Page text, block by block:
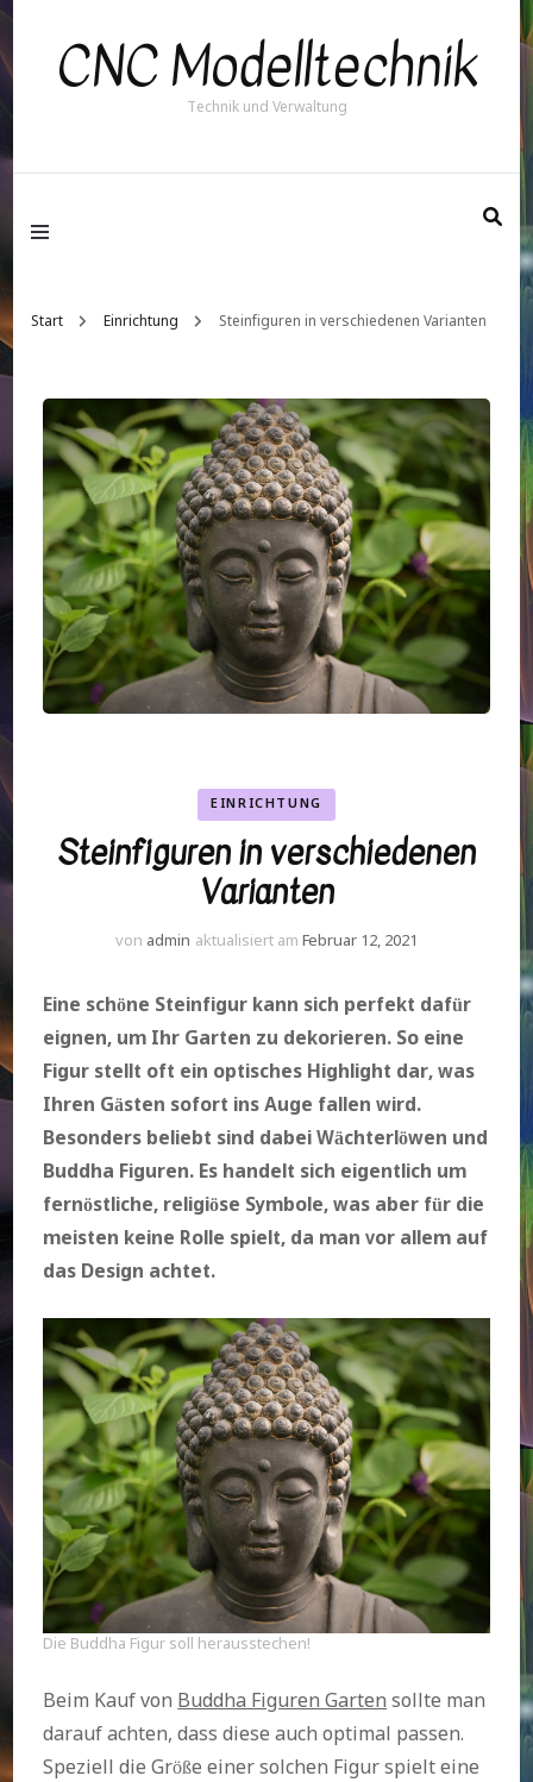
CNC Modelltechnik
Technik und Verwaltung
Start Einrichtung Steinfiguren in verschiedenen Varianten
EINRICHTUNG
Steinfiguren in verschiedenen
Varianten
von admin aktualisiert am Februar 12, 2021
Eine schöne Steinfigur kann sich perfekt dafür
eignen, um Ihr Garten zu dekorieren. So eine
Figur stellt oft ein optisches Highlight dar, was
Ihren Gästen sofort ins Auge fallen wird.
Besonders beliebt sind dabei Wächterlöwen und
Buddha Figuren. Es handelt sich eigentlich um
fernöstliche, religiöse Symbole, was aber für die
meisten keine Rolle spielt, da man vor allem auf
das Design achtet.
Die Buddha Figur soll herausstechen!
Beim Kauf von Buddha Figuren Garten sollte man
darauf achten, dass diese auch optimal passen.
Speziell die Größe einer solchen Figur spielt eine